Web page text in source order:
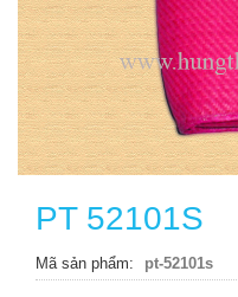
PT 52101S
Mã sản phẩm pt-52101s